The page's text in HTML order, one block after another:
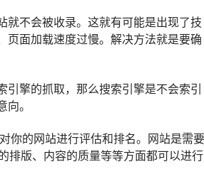
不会被收录。这就有可能是出现了技
页面加载速度过慢。解决方法就是要确
擎的抓取，那么搜索引擎是不会索引
。
你的网站进行评估和排名。网站是需要
排版、内容的质量等等方面都可以进行